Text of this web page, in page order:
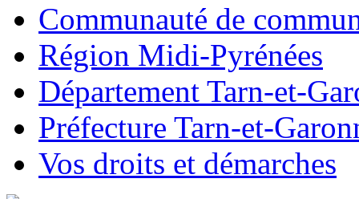
Communauté de
Région Midi-Pyrénées
Département Tarn-et-
Préfecture Tarn-et-
Vos droits et démarches